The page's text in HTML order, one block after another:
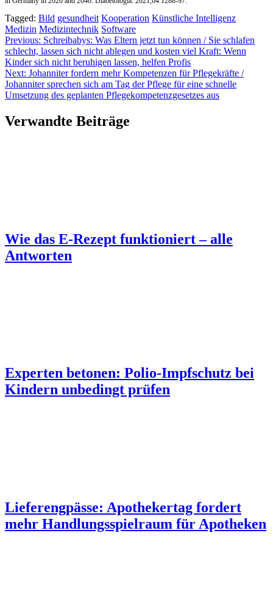
Tagged: Bild gesundheit Kooperation Künstliche Intelligenz
Medizin Medizintechnik Software
Beitragsnavigation
Previous: Schreibabys: Was Eltern jetzt tun können / Sie schlafen
schlecht, lassen sich nicht ablegen und kosten viel Kraft: Wenn
Kinder sich nicht beruhigen lassen, helfen Profis
Next: Johanniter fordern mehr Kompetenzen für Pflegekräfte /
Johanniter sprechen sich am Tag der Pflege für eine schnelle
Umsetzung des geplanten Pflegekompetenzgesetzes aus
Verwandte Beiträge
Wie das E-Rezept funktioniert – alle
Antworten
Experten betonen: Polio-Impfschutz bei
Kindern unbedingt prüfen
Lieferengpässe: Apothekertag fordert
mehr Handlungsspielraum für Apotheken